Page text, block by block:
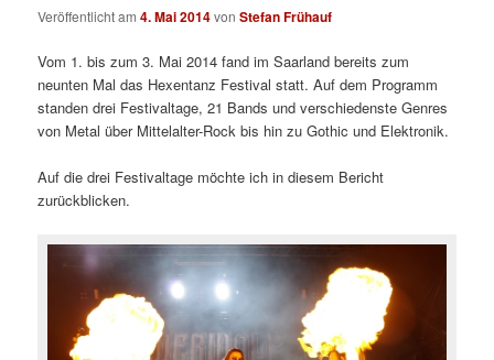
Veröffentlicht am4. Mai 2014vonStefan Frühauf
Vom 1. bis zum 3. Mai 2014 fand im Saarland bereits zum
neunten Mal das Hexentanz Festival statt. Auf dem Programm
standen drei Festivaltage, 21 Bands und verschiedenste Genres
von Metal über Mittelalter-Rock bis hin zu Gothic und Elektronik.
Auf die drei Festivaltage möchte ich in diesem Bericht
zurückblicken.